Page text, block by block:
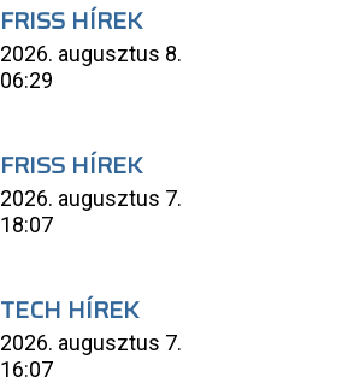
FRISS HÍREK
2026. augusztus 8.
06:29
FRISS HÍREK
2026. augusztus 7.
18:07
TECH HÍREK
2026. augusztus 7.
16:07